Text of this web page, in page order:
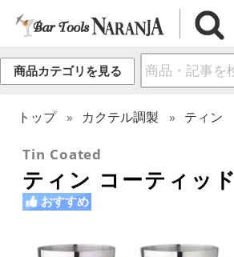
商品カテゴリを見る
トップ カクテル調製 ティン
Tin Coated
ティン コーティッド
おすすめ